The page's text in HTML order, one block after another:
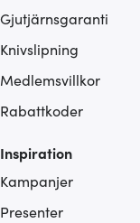
Gjutjärnsgaranti
Knivslipning
Medlemsvillkor
Rabattkoder
Inspiration
Kampanjer
Presenter